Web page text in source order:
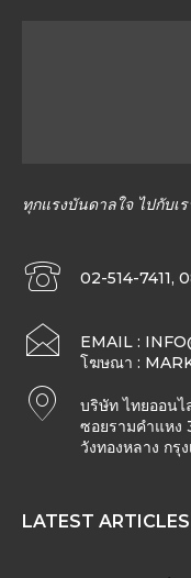
ทุกแรงบันดาลใจ ไปกับเ
02-514-7411,
EMAIL :
โฆษณา :
บริษัท ไทยออน
ซอยรามคำแหง
วังทองหลาง กรุ
LATEST ARTICLES